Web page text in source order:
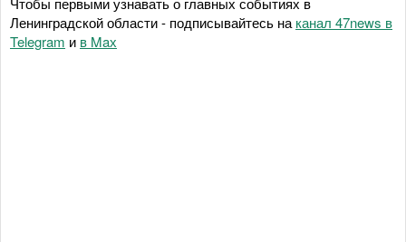
Ленинградской области - подписывайтесь на канал 47news в
Telegram и в Maх